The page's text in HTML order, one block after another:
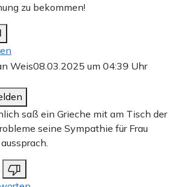
zu bekommen!
Weis08.03.2025 um 04:39 Uhr
saß ein Grieche mit am Tisch der
seine Sympathie für Frau